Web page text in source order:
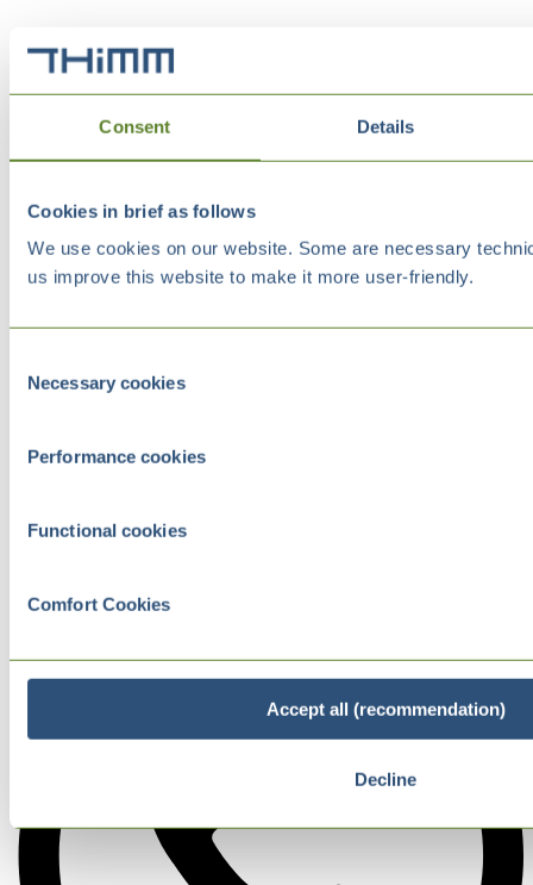
Consent Details
Cookies in brief as follows
We use cookies on our website. Some are necessary
us improve this website to make it more user-friendly.
Selection
Necessary cookies
Performance cookies
Functional cookies
Comfort Cookies
Accept all (recommendation)
Decline